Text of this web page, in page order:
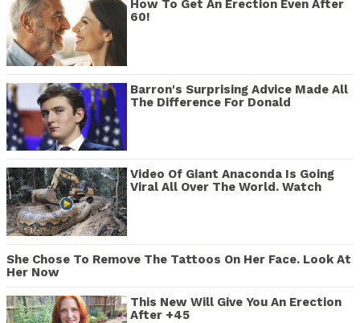
How To Get An Erection Even After
60!
Barron's Surprising Advice Made All
The Difference For Donald
Video Of Giant Anaconda Is Going
Viral All Over The World. Watch
She Chose To Remove The Tattoos On Her Face. Look At
Her Now
This New Will Give You An Erection
After +45